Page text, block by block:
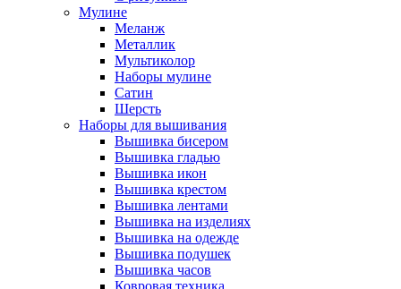
Мулине
Меланж
Металлик
Мультиколор
Наборы мулине
Сатин
Шерсть
Наборы для вышивания
Вышивка бисером
Вышивка гладью
Вышивка икон
Вышивка крестом
Вышивка лентами
Вышивка на изделиях
Вышивка на одежде
Вышивка подушек
Вышивка часов
Ковровая техника